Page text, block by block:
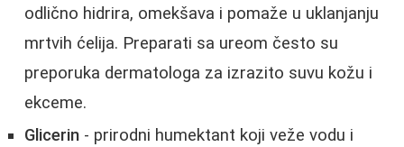
odlično hidrira, omekšava i pomaže u uklanjanju
mrtvih ćelija. Preparati sa ureom često su
preporuka dermatologa za izrazito suvu kožu i
ekceme.
Glicerin - prirodni humektant koji veže vodu i